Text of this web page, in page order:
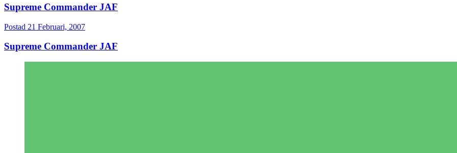
Supreme Commander JAF
Postad 21 Februari, 2007
Supreme Commander JAF